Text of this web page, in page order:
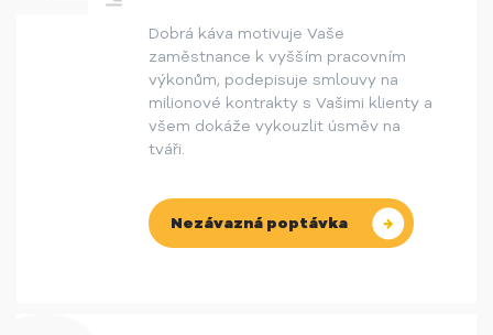
Dobrá káva motivuje Vaše
zaměstnance k vyšším pracovním
výkonům, podepisuje smlouvy na
milionové kontrakty s Vašimi klienty a
všem dokáže vykouzlit úsměv na
tváři.
Nezávazná poptávka